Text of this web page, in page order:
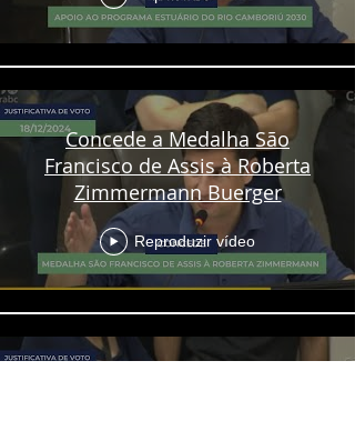
Concede a Medalha São
Francisco de Assis à Roberta
Zimmermann Buerger
Reproduzir vídeo